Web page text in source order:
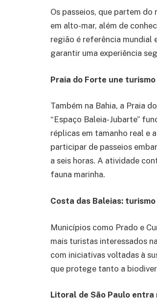
Os passeios, que partem
em alto-mar, além de
região é referência mundial
garantir uma experiência
Praia do Forte une
Também na Bahia, a Praia
“Espaço Baleia-Jubarte”
réplicas em tamanho real e
participar de passeios
a seis horas. A atividade
fauna marinha.
Costa das Baleias:
Municípios como Prado e
mais turistas interessados
com iniciativas voltadas à
que protege tanto a
Litoral de São Paulo